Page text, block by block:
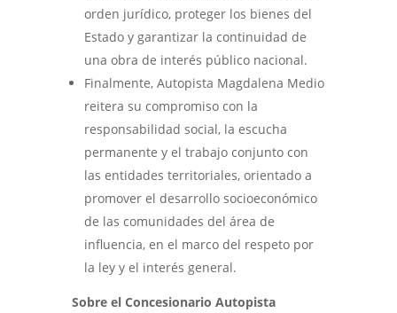
orden jurídico, proteger los bienes del
Estado y garantizar la continuidad de
una obra de interés público nacional.
Finalmente, Autopista Magdalena Medio
reitera su compromiso con la
responsabilidad social, la escucha
permanente y el trabajo conjunto con
las entidades territoriales, orientado a
promover el desarrollo socioeconómico
de las comunidades del área de
influencia, en el marco del respeto por
la ley y el interés general.
Sobre el Concesionario Autopista